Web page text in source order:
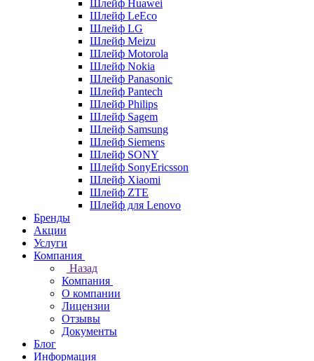
Шлейф Huawei
Шлейф LeEco
Шлейф LG
Шлейф Meizu
Шлейф Motorola
Шлейф Nokia
Шлейф Panasonic
Шлейф Pantech
Шлейф Philips
Шлейф Sagem
Шлейф Samsung
Шлейф Siemens
Шлейф SONY
Шлейф SonyEricsson
Шлейф Xiaomi
Шлейф ZTE
Шлейф для Lenovo
Бренды
Акции
Услуги
Компания
Назад
Компания
О компании
Лицензии
Отзывы
Документы
Блог
Информация